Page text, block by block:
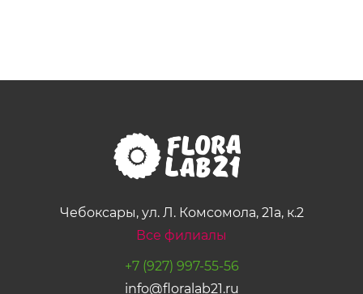
Чебоксары, ул. Л. Комсомола, 21а, к.2
Все филиалы
+7 (927) 997-55-56
info@floralab21.ru